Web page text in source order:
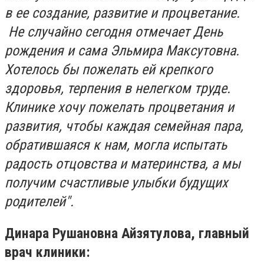
в ее создание, развитие и процветание.
Не случайно сегодня отмечает День
рождения и сама Эльмира Максутовна.
Хотелось бы пожелать ей крепкого
здоровья, терпения в нелегком труде.
Клинике хочу пожелать процветания и
развития, чтобы каждая семейная пара,
обратившаяся к нам, могла испытать
радость отцовства и материнства, а мы
получим счастливые улыбки будущих
родителей".
Динара Рушановна Айзятулова, главный
врач клиники: